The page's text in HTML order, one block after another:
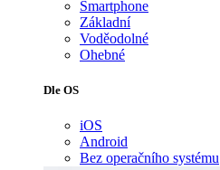
Smartphone
Základní
Voděodolné
Ohebné
Dle OS
iOS
Android
Bez operačního systému